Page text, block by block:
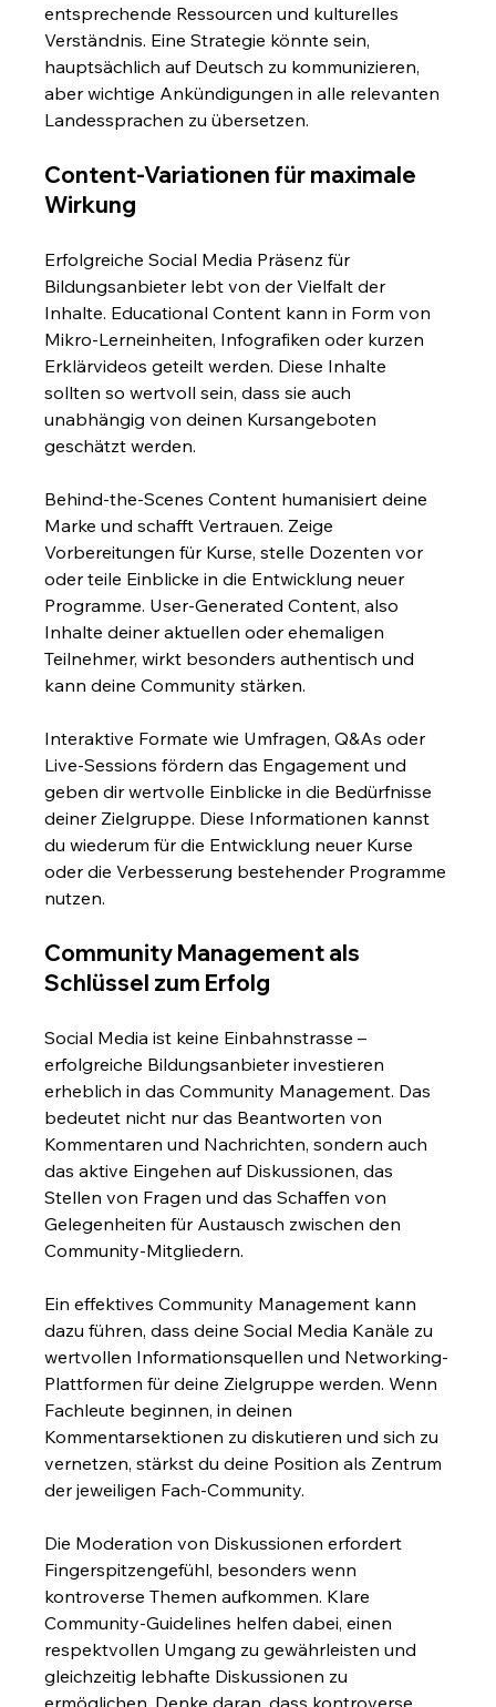
entsprechende Ressourcen und kulturelles
Verständnis. Eine Strategie könnte sein,
hauptsächlich auf Deutsch zu kommunizieren,
aber wichtige Ankündigungen in alle relevanten
Landessprachen zu übersetzen.
Content-Variationen für maximale
Wirkung
Erfolgreiche Social Media Präsenz für
Bildungsanbieter lebt von der Vielfalt der
Inhalte. Educational Content kann in Form von
Mikro-Lerneinheiten, Infografiken oder kurzen
Erklärvideos geteilt werden. Diese Inhalte
sollten so wertvoll sein, dass sie auch
unabhängig von deinen Kursangeboten
geschätzt werden.
Behind-the-Scenes Content humanisiert deine
Marke und schafft Vertrauen. Zeige
Vorbereitungen für Kurse, stelle Dozenten vor
oder teile Einblicke in die Entwicklung neuer
Programme. User-Generated Content, also
Inhalte deiner aktuellen oder ehemaligen
Teilnehmer, wirkt besonders authentisch und
kann deine Community stärken.
Interaktive Formate wie Umfragen, Q&As oder
Live-Sessions fördern das Engagement und
geben dir wertvolle Einblicke in die Bedürfnisse
deiner Zielgruppe. Diese Informationen kannst
du wiederum für die Entwicklung neuer Kurse
oder die Verbesserung bestehender Programme
nutzen.
Community Management als
Schlüssel zum Erfolg
Social Media ist keine Einbahnstrasse –
erfolgreiche Bildungsanbieter investieren
erheblich in das Community Management. Das
bedeutet nicht nur das Beantworten von
Kommentaren und Nachrichten, sondern auch
das aktive Eingehen auf Diskussionen, das
Stellen von Fragen und das Schaffen von
Gelegenheiten für Austausch zwischen den
Community-Mitgliedern.
Ein effektives Community Management kann
dazu führen, dass deine Social Media Kanäle zu
wertvollen Informationsquellen und Networking-
Plattformen für deine Zielgruppe werden. Wenn
Fachleute beginnen, in deinen
Kommentarsektionen zu diskutieren und sich zu
vernetzen, stärkst du deine Position als Zentrum
der jeweiligen Fach-Community.
Die Moderation von Diskussionen erfordert
Fingerspitzengefühl, besonders wenn
kontroverse Themen aufkommen. Klare
Community-Guidelines helfen dabei, einen
respektvollen Umgang zu gewährleisten und
gleichzeitig lebhafte Diskussionen zu
ermöglichen. Denke daran, dass kontroverse